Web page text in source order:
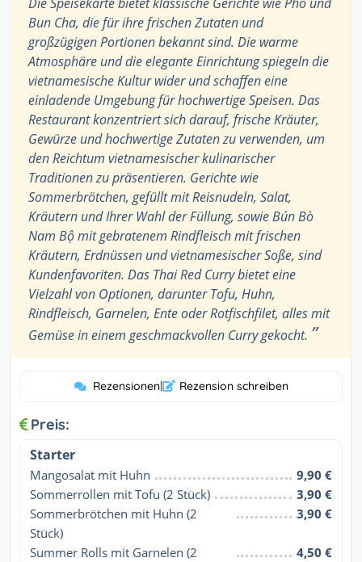
Bun Cha, die für ihre frischen Zutaten und
großzügigen Portionen bekannt sind. Die warme
Atmosphäre und die elegante Einrichtung spiegeln die
vietnamesische Kultur wider und schaffen eine
einladende Umgebung für hochwertige Speisen. Das
Restaurant konzentriert sich darauf, frische Kräuter,
Gewürze und hochwertige Zutaten zu verwenden, um
den Reichtum vietnamesischer kulinarischer
Traditionen zu präsentieren. Gerichte wie
Sommerbrötchen, gefüllt mit Reisnudeln, Salat,
Kräutern und Ihrer Wahl der Füllung, sowie Bún Bò
Nam Bộ mit gebratenem Rindfleisch mit frischen
Kräutern, Erdnüssen und vietnamesischer Soße, sind
Kundenfavoriten. Das Thai Red Curry bietet eine
Vielzahl von Optionen, darunter Tofu, Huhn,
Rindfleisch, Garnelen, Ente oder Rotfischfilet, alles mit
Gemüse in einem geschmackvollen Curry gekocht. ”
Rezensionen| Rezension schreiben
Preis:
Starter
Mangosalat mit Huhn
9,90 €
Sommerrollen mit Tofu (2 Stück)
3,90 €
Sommerbrötchen mit Huhn (2
Stück)
3,90 €
Summer Rolls mit Garnelen (2
4,50 €